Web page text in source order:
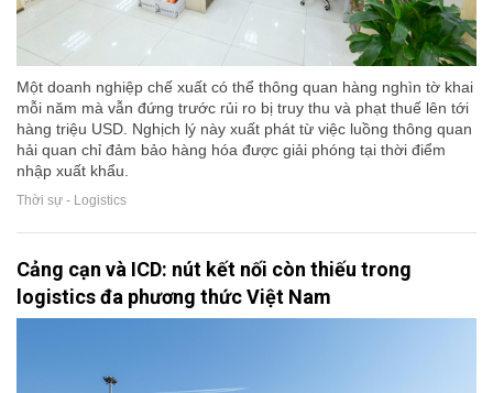
Một doanh nghiệp chế xuất có thể thông quan hàng nghìn tờ khai
mỗi năm mà vẫn đứng trước rủi ro bị truy thu và phạt thuế lên tới
hàng triệu USD. Nghịch lý này xuất phát từ việc luồng thông quan
hải quan chỉ đảm bảo hàng hóa được giải phóng tại thời điểm
nhập xuất khẩu.
Thời sự - Logistics
Cảng cạn và ICD: nút kết nối còn thiếu trong
logistics đa phương thức Việt Nam